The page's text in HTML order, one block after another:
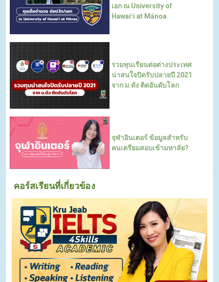
เอก ณ University of
Hawaiʻi at Mānoa
รวมทุนเรียนต่อต่างประเทศ
น่าสนใจปิดรับปลายปี 2021
จาก ม.ดัง ติดอันดับโลก
จุฬาอินเตอร์ ข้อมูลสำหรับ
คนเตรียมสอบเข้ามหาลัย?
คอร์สเรียนที่เกี่ยวข้อง